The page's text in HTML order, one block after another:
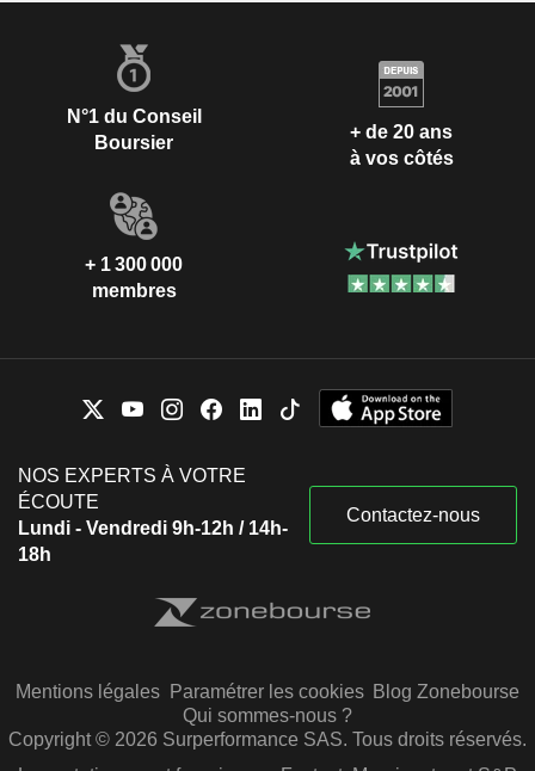
N°1 du Conseil
Boursier
+ de 20 ans
à vos côtés
+ 1 300 000
membres
NOS EXPERTS À VOTRE
ÉCOUTE
Lundi - Vendredi 9h-12h / 14h-
18h
Contactez-nous
Mentions légales Paramétrer les cookies Blog Zonebourse
Qui sommes-nous ?
Copyright © 2026 Surperformance SAS. Tous droits réservés.